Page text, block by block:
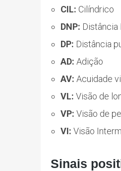
CIL: Cilíndrico
DNP: Distância
DP: Distância
AD: Adição
AV: Acuidade
VL: Visão de
VP: Visão de
VI: Visão
Sinais